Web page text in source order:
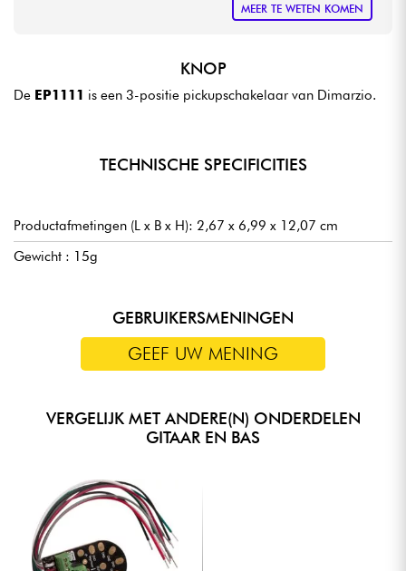
MEER TE WETEN KOMEN
KNOP
De EP1111 is een 3-positie pickupschakelaar van Dimarzio.
TECHNISCHE SPECIFICITIES
Productafmetingen (L x B x H): 2,67 x 6,99 x 12,07 cm
Gewicht : 15g
GEBRUIKERSMENINGEN
GEEF UW MENING
VERGELIJK MET ANDERE(N) ONDERDELEN
GITAAR EN BAS